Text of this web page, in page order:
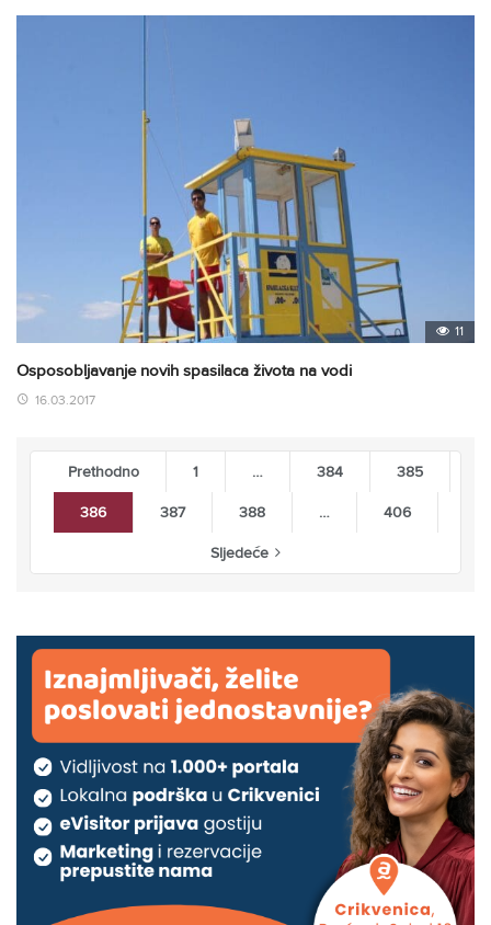
11
Osposobljavanje novih spasilaca života na vodi
16.03.2017
Prethodno 1 … 384 385
386 387 388 … 406
Sljedeće